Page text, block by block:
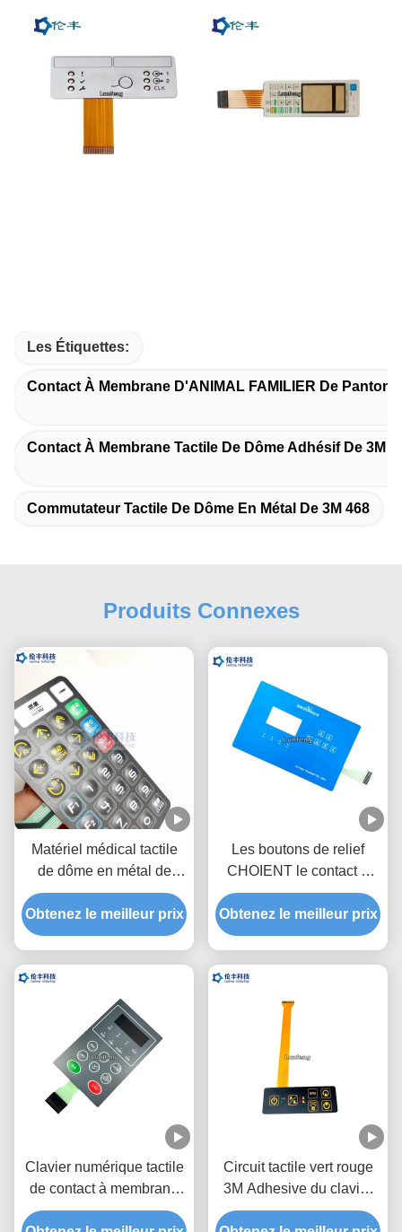
Les Étiquettes:
Contact À Membrane D'ANIMAL FAMILIER De Pantone
Contact À Membrane Tactile De Dôme Adhésif De 3M
Commutateur Tactile De Dôme En Métal De 3M 468
Produits Connexes
Matériel médical tactile
de dôme en métal de
recouvrement de clavier
numérique de contact à
membrane d'ANIMAL
Obtenez le meilleur prix
Les boutons de relief
CHOIENT le contact à
membrane fait sur
commande avec la
surface brillante
Obtenez le meilleur prix
Clavier numérique tactile
de contact à membrane
de LED, commutateur
Circuit tactile vert rouge
3M Adhesive du clavier
numérique FPC de